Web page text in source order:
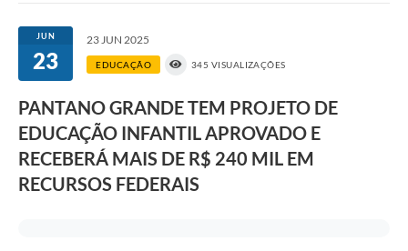
Publicações / Transparência
Secretarias
Expocal, Festa do Cavalo e o Relincho da Canção Nativa
Contato
JUN
23
23 JUN 2025
EDUCAÇÃO 345 VISUALIZAÇÕES
PANTANO GRANDE TEM PROJETO DE
EDUCAÇÃO INFANTIL APROVADO E
RECEBERÁ MAIS DE R$ 240 MIL EM
RECURSOS FEDERAIS